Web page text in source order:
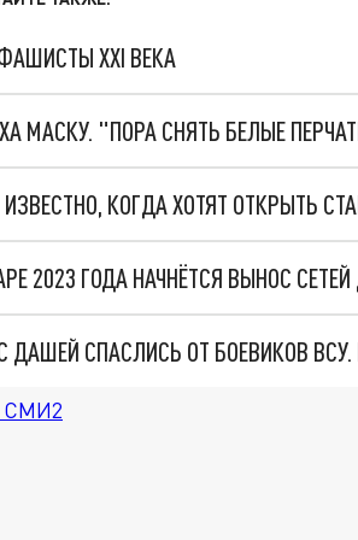
XXI ВЕКА
МАСКУ. "ПОРА СНЯТЬ БЕЛЫЕ
ИЗВЕСТНО, КОГДА ХОТЯТ ОТКРЫТЬ
2023 ГОДА НАЧНЁТСЯ ВЫНОС
ДАШЕЙ СПАСЛИСЬ ОТ БОЕВИКОВ
СМИ2